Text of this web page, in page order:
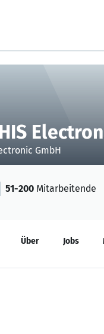
GmbH
51-200 Mitarbeitende
Über Jobs